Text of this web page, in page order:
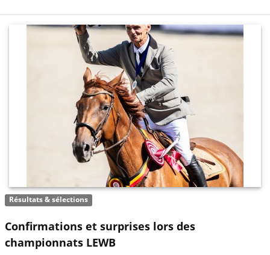
Résultats & sélections
Confirmations et surprises lors des
championnats LEWB